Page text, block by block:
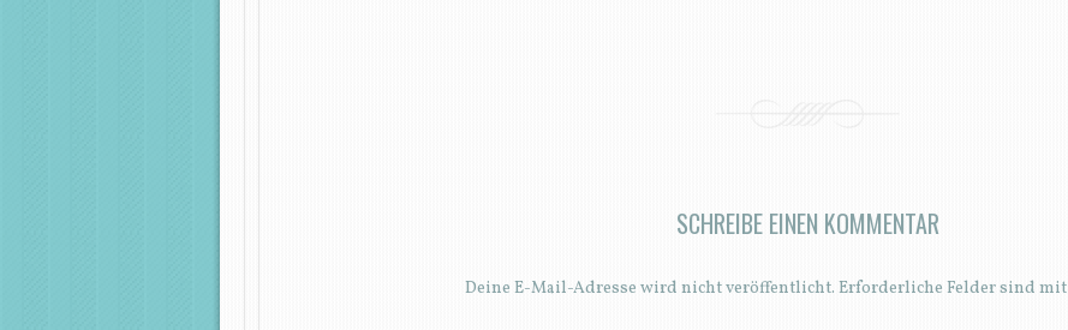
SCHREIBE EINEN KOMMENTAR
Deine E-Mail-Adresse wird nicht veröffentlicht. Erforderliche Felder sind mit